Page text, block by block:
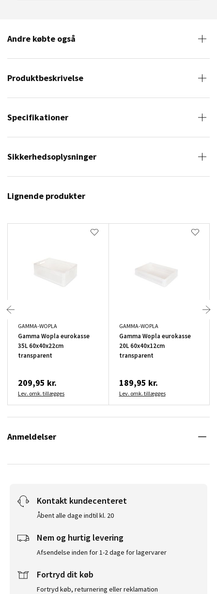
Andre købte også
Produktbeskrivelse
Specifikationer
Sikkerhedsoplysninger
Lignende produkter
GAMMA-WOPLA
Gamma Wopla eurokasse
35L 60x40x22cm
transparent
209,95 kr.
Lev. omk. tillægges
GAMMA-WOPLA
Gamma Wopla eurokasse
20L 60x40x12cm
transparent
189,95 kr.
Lev. omk. tillægges
Anmeldelser
Kontakt kundecenteret
Åbent alle dage indtil kl. 20
Nem og hurtig levering
Afsendelse inden for 1-2 dage for lagervarer
Fortryd dit køb
Fortryd køb, returnering eller reklamation